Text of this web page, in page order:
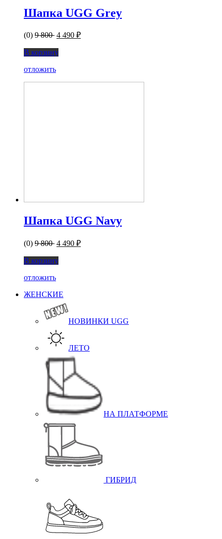
Шапка UGG Grey
(0) 9 800 4 490 ₽
В корзину
отложить
Шапка UGG Navy
(0) 9 800 4 490 ₽
В корзину
отложить
ЖЕНСКИЕ
НОВИНКИ UGG
ЛЕТО
НА ПЛАТФОРМЕ
ГИБРИД